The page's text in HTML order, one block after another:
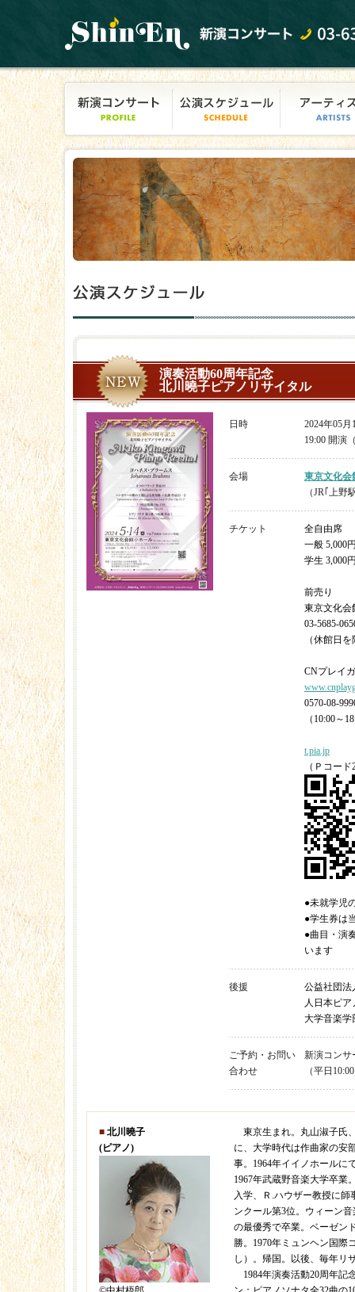
演奏活動60周年記念
北川曉子ピアノリサイタル
日時
2024年05
19:00 開演
会場
東京文化会
（JR｢上
チケット
全自由席
一般 5,000
学生 3,000
前売り
東京文化会
03-5685-
（休館日
CNプレイ
0570-08-
（10:00～
t.pia.jp
（Ｐコー
●未就学児
●学生券は
●曲目・演
います
後援
公益社団
人日本ピ
大学音楽学
ご予約・お問い
合わせ
新演コンサ
（平日
■ 北川曉子
(ピアノ)
東京生まれ。丸山淑子氏
に、大学時代は作曲家の安
事。1964年イイノホールに
1967年武蔵野音楽大学卒業
入学、Ｒ.ハウザー教授に師
ンクール第3位。ウィーン
の最優秀で卒業。ベーゼン
勝。1970年ミュンヘン国際
し）。帰国。以後、毎年リ
1984年演奏活動20周年記